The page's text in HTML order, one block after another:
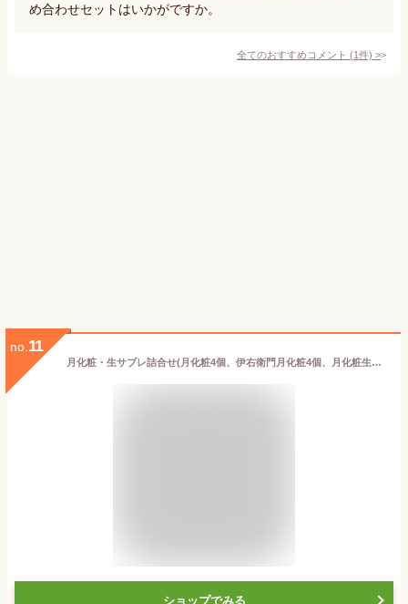
め合わせセットはいかがですか。
全てのおすすめコメント (1件) >
no. 11
月化粧・生サブレ詰合せ(月化粧4個、伊右衛門月化粧4個、月化粧生サブレ14個) 和菓子 ギフト 人気 饅頭 餡 ギフト 詰め合わせ 個包装 大阪 お土産 お菓子 まんじゅう 和菓子 お取り寄せ
ショップでみる